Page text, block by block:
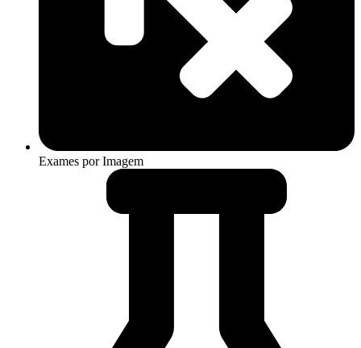
Exames por Imagem